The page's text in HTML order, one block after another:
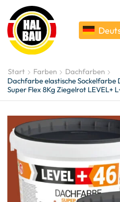
Start Farben
Dachfarben
Dachfarbe elastische Sockelfarbe
Super Flex 8Kg Ziegelrot LEVEL+